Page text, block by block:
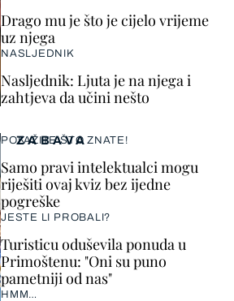
ZABAVA
POKAŽITE ŠTO ZNATE!
Samo pravi intelektualci mogu
riješiti ovaj kviz bez ijedne
pogreške
JESTE LI PROBALI?
Turisticu oduševila ponuda u
Primoštenu: "Oni su puno
pametniji od nas"
HMM…
Drago mu je što je cijelo vrijeme
uz njega
NASLJEDNIK
Nasljednik: Ljuta je na njega i
zahtjeva da učini nešto